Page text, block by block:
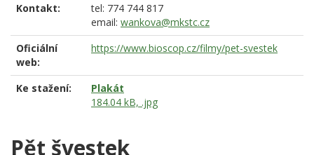
Kontakt:
tel: 774 744 817
email: wankova@mkstc.cz
Oficiální
web:
https://www.bioscop.cz/filmy/pet-svestek
Ke stažení:
Plakát
184.04 kB, .jpg
Pět švestek